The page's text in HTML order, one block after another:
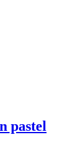
pastel